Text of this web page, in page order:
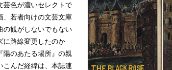
芸色が濃いセレクトで
、若者向けの文芸文庫
の観がしないでもない
に路線変更したのか
陽のあたる場所』の親
こんだ経緯は、本誌連